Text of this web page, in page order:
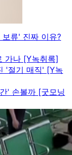
류' 진짜 이유?
가나 [Y녹취록]
'절기 매직' [Y녹
' 손볼까 [굿모닝